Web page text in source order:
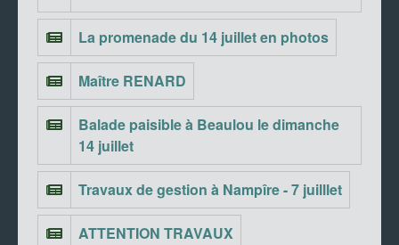
La promenade du 14 juillet en photos
Maître RENARD
Balade paisible à Beaulou le dimanche
14 juillet
Travaux de gestion à Nampîre - 7 juilllet
ATTENTION TRAVAUX